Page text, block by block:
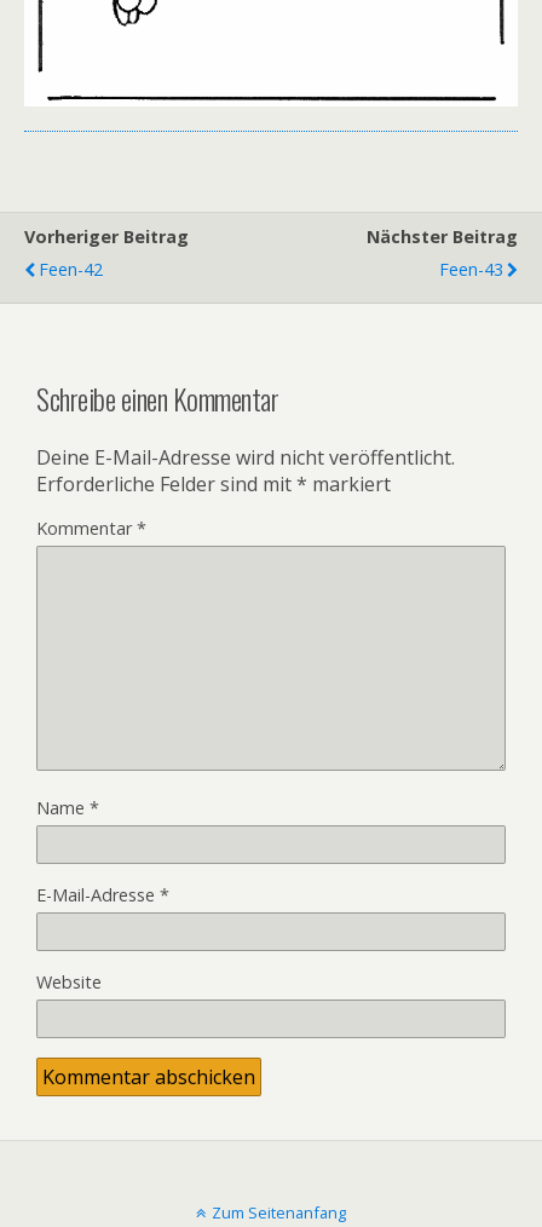
Vorheriger Beitrag
Feen-42
Nächster Beitrag
Feen-43
Schreibe einen Kommentar
Deine E-Mail-Adresse wird nicht veröffentlicht.
Erforderliche Felder sind mit* markiert
Kommentar*
Name *
E-Mail-Adresse *
Website
Zum Seitenanfang